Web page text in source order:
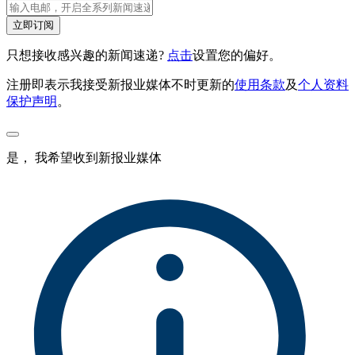
立即订阅
只想接收感兴趣的新闻速递? 点击设置您的偏好。
注册即表示我接受新报业媒体不时更新的使用条款及个人资料
保护声明 。
是， 我希望收到新报业媒体